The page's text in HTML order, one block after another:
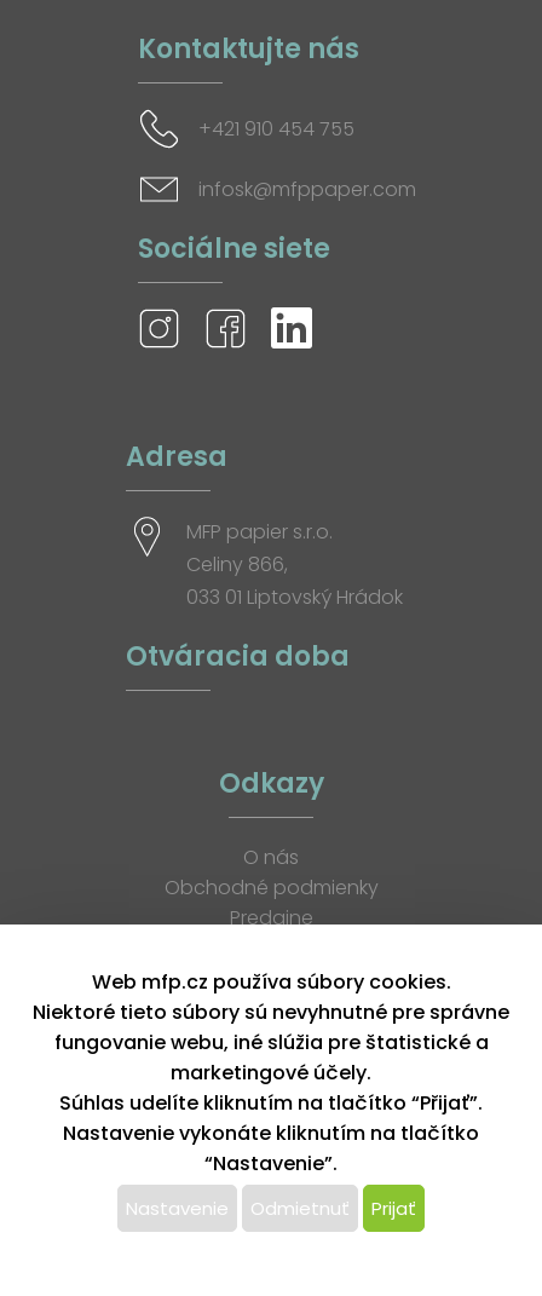
Kontaktujte nás
+421 910 454 755
infosk@mfppaper.com
Sociálne siete
Adresa
MFP papier s.r.o.
Celiny 866,
033 01 Liptovský Hrádok
Otváracia doba
Odkazy
O nás
Obchodné podmienky
Predajne
K stiahnutiu
Blog
Kontakt
Kariéra
XML feed
Copyright © 2026, MFP paper s. r. o. | Všetky práva vyhradené
design by MFP
Tento web používa k poskytovaniu služieb,
Web mfp.cz používa súbory cookies.
Niektoré tieto súbory sú nevyhnutné pre správne
fungovanie webu, iné slúžia pre štatistické a
marketingové účely.
Súhlas udelíte kliknutím na tlačítko “Přijať”.
Nastavenie vykonáte kliknutím na tlačítko
“Nastavenie”.
Nastavenie Odmietnuť Prijať